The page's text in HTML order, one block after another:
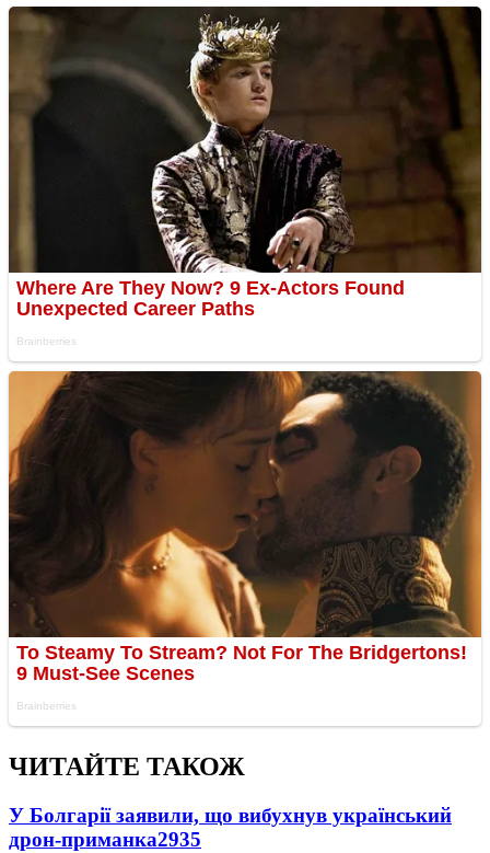
ЧИТАЙТЕ ТАКОЖ
У Болгарії заявили, що вибухнув український
дрон-приманка2935